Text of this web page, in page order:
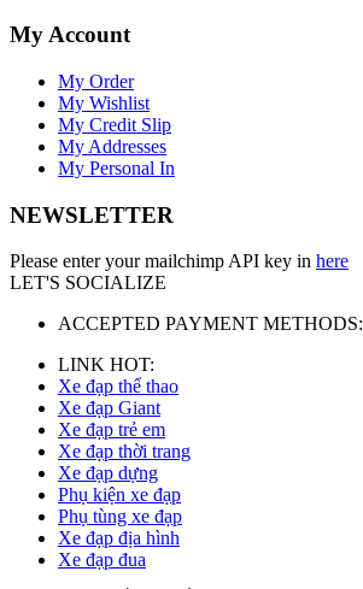
My Account
My Order
My Wishlist
My Credit Slip
My Addresses
My Personal In
NEWSLETTER
Please enter your mailchimp API key in here
LET'S SOCIALIZE
ACCEPTED PAYMENT METHODS:
LINK HOT:
Xe đạp thể thao
Xe đạp Giant
Xe đạp trẻ em
Xe đạp thời trang
Xe đạp dựng
Phụ kiện xe đạp
Phụ tùng xe đạp
Xe đạp địa hình
Xe đạp đua